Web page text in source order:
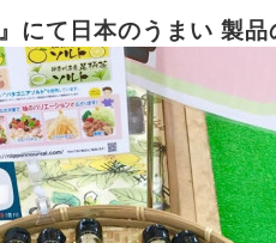
にて日本のうまい 製品